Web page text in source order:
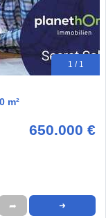
1 / 1
m²
650.000 €
➦ ➜